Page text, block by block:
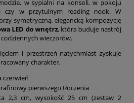
w sypialni na konsoli, w pokoju
czy w przytulnym reading nook. W
symetryczną, elegancką kompozycję
LED do wnętrz, która buduje nastrój
wieczorów.
i przestrzeń natychmiast zyskuje
charakter.
czerwień
pierwszego tłoczenia
2,3 cm, wysokość 25 cm (zestaw 2